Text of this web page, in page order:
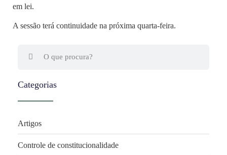
em lei.
A sessão terá continuidade na próxima quarta-feira.
Categorias
Artigos
Controle de constitucionalidade